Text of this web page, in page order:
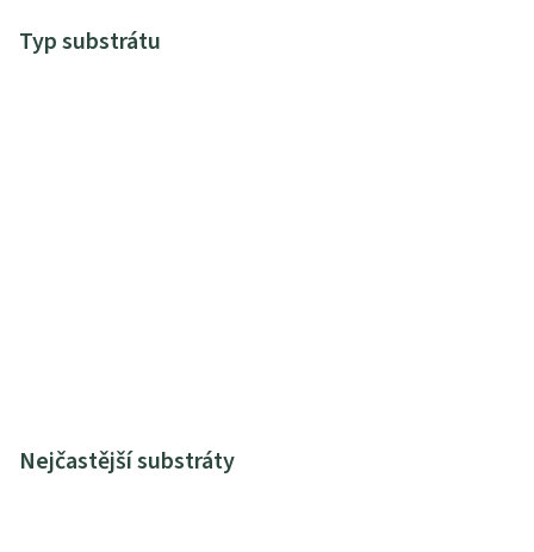
Typ substrátu
Nejčastější substráty